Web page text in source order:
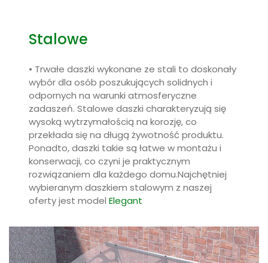
wybór dla osób poszukujących solidnych i
wysoką wytrzymałością na korozję, co
przekłada się na długą żywotność produktu.
Ponadto, daszki takie są łatwe w montażu i
konserwacji, co czyni je praktycznym
rozwiązaniem dla każdego domu.Najchętniej
wybieranym daszkiem stalowym z naszej
oferty jest modelElegant